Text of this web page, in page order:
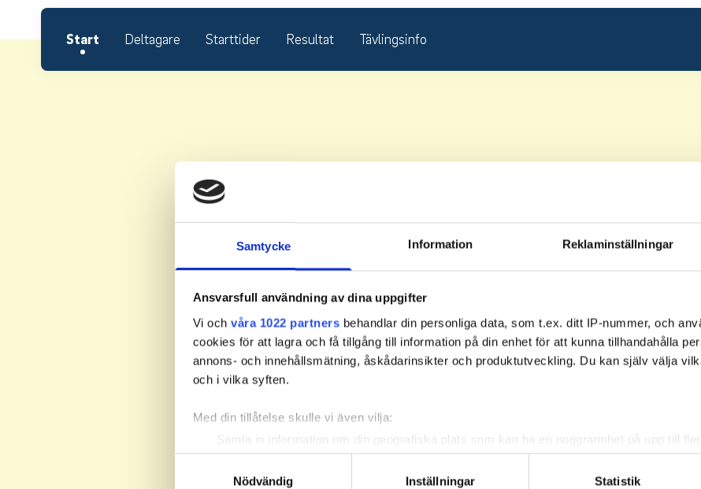
Samtycke Information Reklaminställningar
Ansvarsfull användning av dina uppgifter
Vi och våra 1022 partners behandlar din personliga data, som t.ex. ditt IP-nummer, och
cookies för att lagra och få tillgång till information på din enhet för att kunna tillhandahålla
annons- och innehållsmätning, åskådarinsikter och produktutveckling. Du kan själv välja
och i vilka syften.
Med din tillåtelse skulle vi även vilja:
Samla in information om din geografiska plats som kan ha en noggrannhet på upp till
Identifiera din enhet genom att aktivt skanna den för specifika kännetecken
Ta reda på mer om hur dina personliga uppgifter behandlas och ställ in dina preferenser i
Nödvändig
Inställningar Statistik
Start Deltagare Starttider Resultat Tävlingsinfo